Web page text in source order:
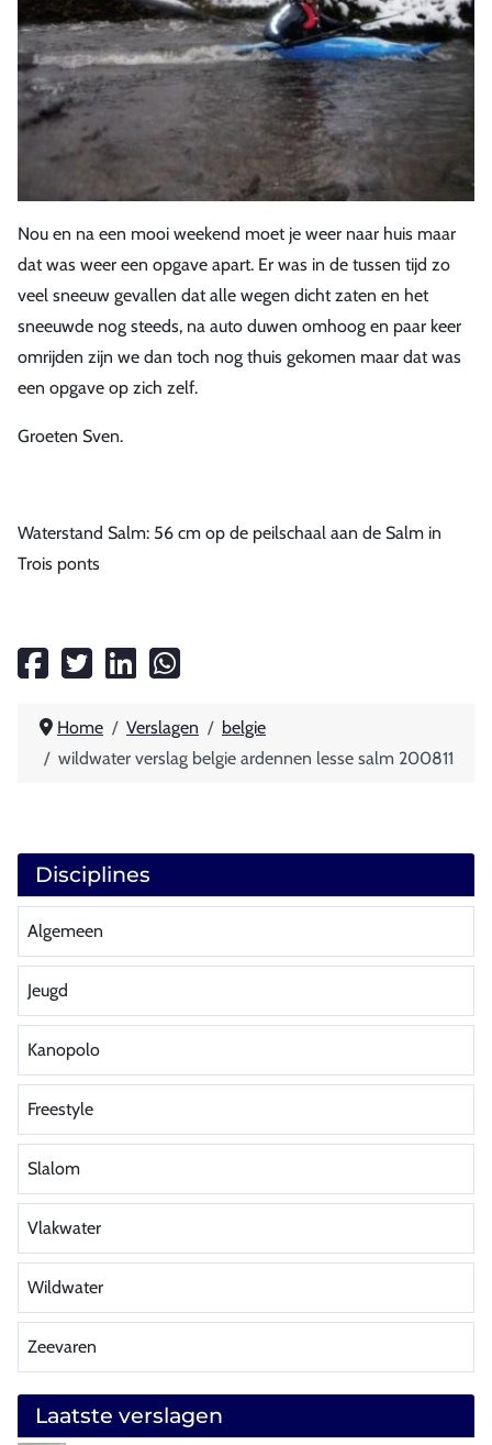
Nou en na een mooi weekend moet je weer naar huis maar
dat was weer een opgave apart. Er was in de tussen tijd zo
veel sneeuw gevallen dat alle wegen dicht zaten en het
sneeuwde nog steeds, na auto duwen omhoog en paar keer
omrijden zijn we dan toch nog thuis gekomen maar dat was
een opgave op zich zelf.
Groeten Sven.
Waterstand Salm: 56 cm op de peilschaal aan de Salm in
Trois ponts
Home Verslagen
belgie
wildwater verslag belgie ardennen lesse salm 200811
Disciplines
Algemeen
Jeugd
Kanopolo
Freestyle
Slalom
Vlakwater
Wildwater
Zeevaren
Laatste verslagen